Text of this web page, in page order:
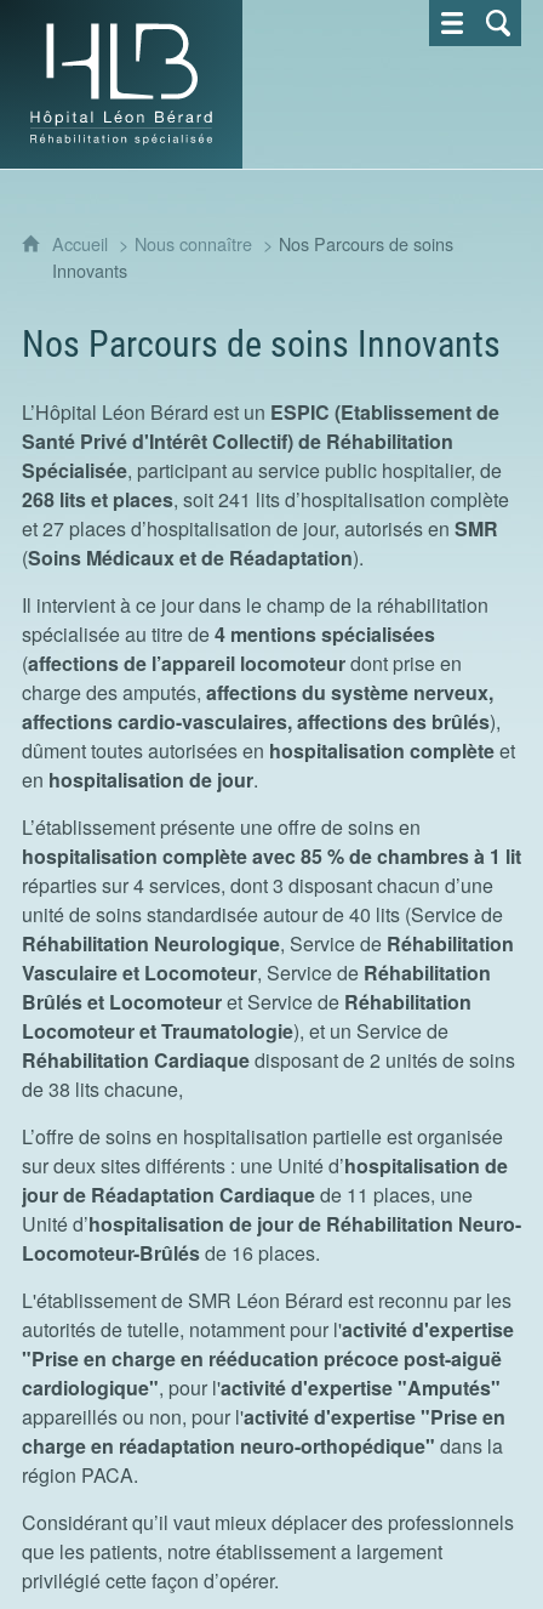
Hôpital Léon Bérard - Réhabilitation spécialisée
Accueil Nous connaître
Nos Parcours de soins
Innovants
Nos Parcours de soins Innovants
L’Hôpital Léon Bérard est un ESPIC (Etablissement de
Santé Privé d'Intérêt Collectif) de Réhabilitation
Spécialisée, participant au service public hospitalier, de
268 lits et places, soit 241 lits d’hospitalisation complète
et 27 places d’hospitalisation de jour, autorisés en SMR
(Soins Médicaux et de Réadaptation).
Il intervient à ce jour dans le champ de la réhabilitation
spécialisée au titre de4 mentions spécialisées
(affections de l’appareil locomoteurdont prise en
charge des amputés, affections du système nerveux,
affections cardio-vasculaires, affections des brûlés),
dûment toutes autorisées en hospitalisation complèteet
en hospitalisation de jour.
L’établissement présente une offre de soins en
hospitalisation complète avec 85 % de chambres à 1 lit
réparties sur 4 services, dont 3 disposant chacun d’une
unité de soins standardisée autour de 40 lits (Service de
Réhabilitation Neurologique, Service de Réhabilitation
Vasculaire et Locomoteur, Service de Réhabilitation
Brûlés et Locomoteuret Service de Réhabilitation
Locomoteur et Traumatologie), et un Service de
Réhabilitation Cardiaquedisposant de 2 unités de soins
de 38 lits chacune,
L’offre de soins en hospitalisation partielle est organisée
sur deux sites différents : une Unité d’hospitalisation de
jour de Réadaptation Cardiaquede 11 places, une
Unité d’hospitalisation de jour de Réhabilitation Neuro-
Locomoteur-Brûlésde 16 places.
L'établissement de SMR Léon Bérard est reconnu par les
autorités de tutelle, notamment pour l'activité d'expertise
"Prise en charge en rééducation précoce post-aiguë
cardiologique", pour l'activité d'expertise "Amputés"
appareillés ou non, pour l'activité d'expertise "Prise en
charge en réadaptation neuro-orthopédique" dans la
région PACA.
Considérant qu’il vaut mieux déplacer des professionnels
que les patients, notre établissement a largement
privilégié cette façon d’opérer.